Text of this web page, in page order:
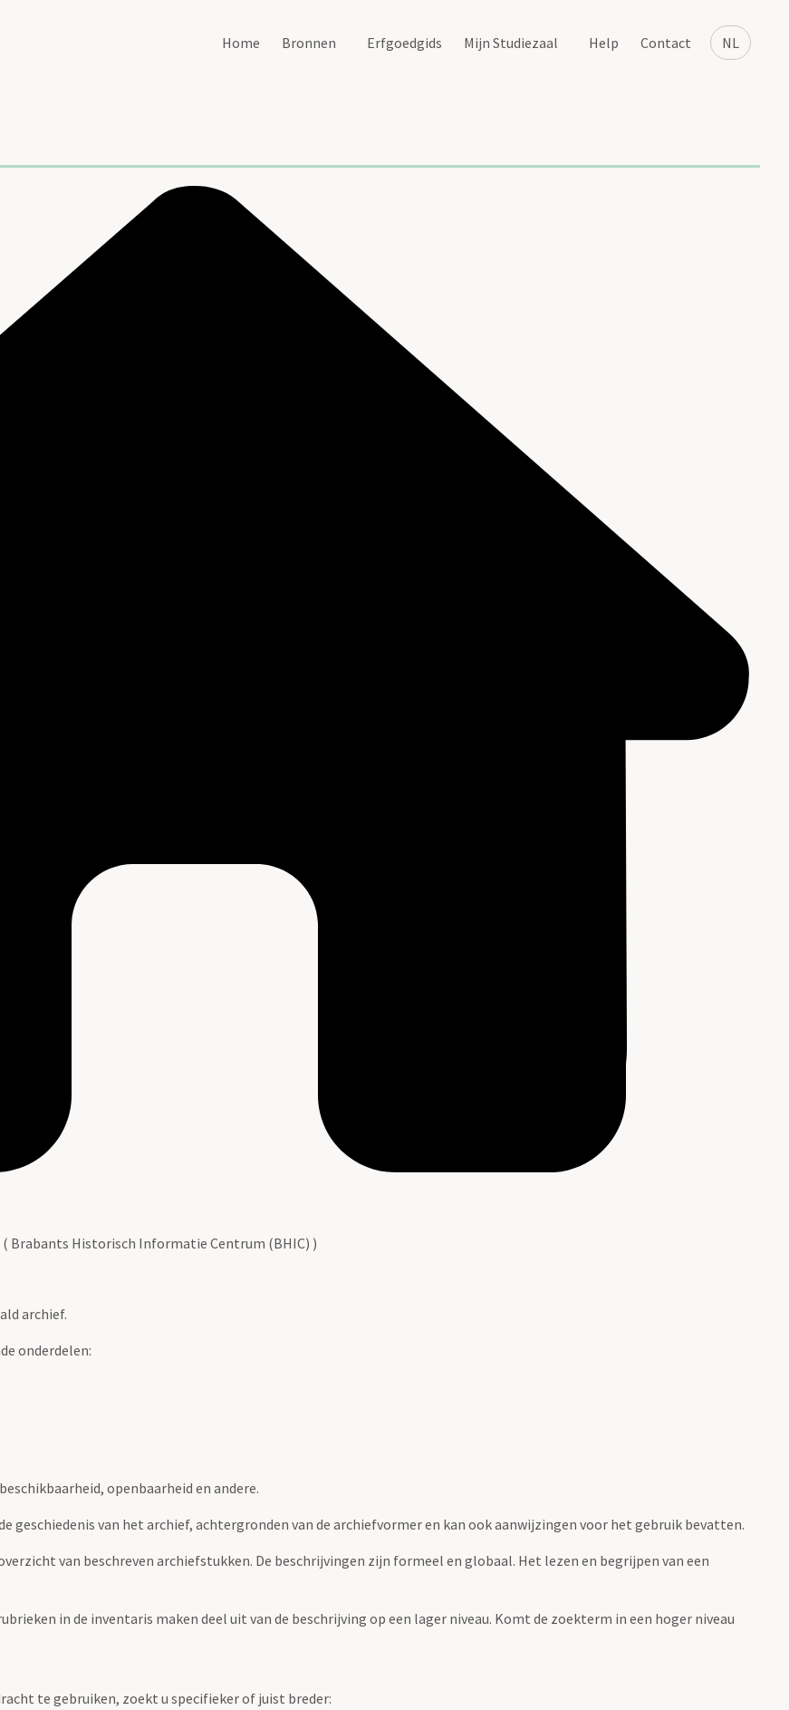
NL
Home Bronnen Erfgoedgids Mijn Studiezaal Help Contact
Brabants Historisch Informatie Centrum (BHIC) )
archief.
onderdelen:
openbaarheid en andere.
van het archief, achtergronden van de archiefvormer en kan ook aanwijzingen voor het gebruik bevatten.
van beschreven archiefstukken. De beschrijvingen zijn formeel en globaal. Het lezen en begrijpen van een
in de inventaris maken deel uit van de beschrijving op een lager niveau. Komt de zoekterm in een hoger niveau
te gebruiken, zoekt u specifieker of juist breder: